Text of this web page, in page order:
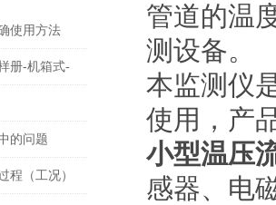
使用方法
册-机箱式-
的问题
程（工况）
管道的温
测设备。
本监测仪
使用，产
小型温压
感器、电